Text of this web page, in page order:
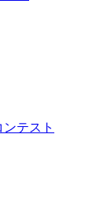
テスト